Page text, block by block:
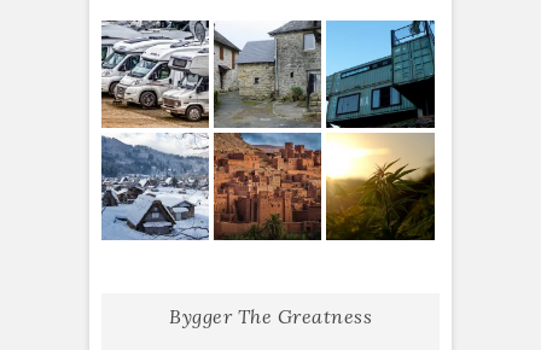
Bygger The Greatness